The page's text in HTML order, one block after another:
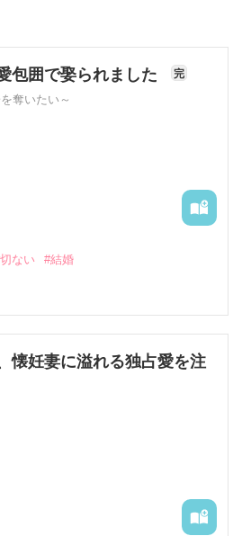
包囲で娶られました 完
奪いたい～
ない #結婚
てられ方をした祥吾に子供の存
懐妊妻に溢れる独占愛を注